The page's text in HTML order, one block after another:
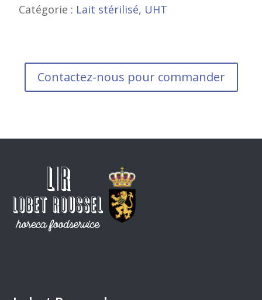
Catégorie : Lait stérilisé, UHT
Contactez-nous pour commander